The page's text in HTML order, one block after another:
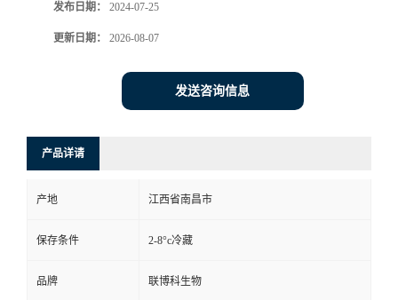
发布日期： 2024-07-25
更新日期： 2026-08-07
发送咨询信息
产品详请
产地 江西省南昌市
保存条件 2-8°c冷藏
品牌 联博科生物